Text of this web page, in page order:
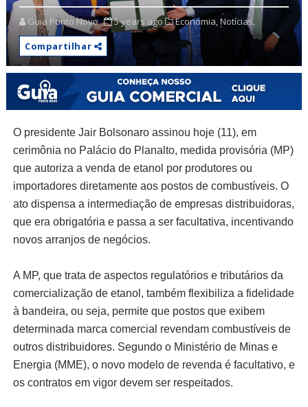
Guia Ponto Novo 5 years ago Economia,Notícias,
Compartilhar
O presidente Jair Bolsonaro assinou hoje (11), em
cerimônia no Palácio do Planalto, medida provisória (MP)
que autoriza a venda de etanol por produtores ou
importadores diretamente aos postos de combustíveis. O
ato dispensa a intermediação de empresas distribuidoras,
que era obrigatória e passa a ser facultativa, incentivando
novos arranjos de negócios.
A MP, que trata de aspectos regulatórios e tributários da
comercialização de etanol, também flexibiliza a fidelidade
à bandeira, ou seja, permite que postos que exibem
determinada marca comercial revendam combustíveis de
outros distribuidores. Segundo o Ministério de Minas e
Energia (MME), o novo modelo de revenda é facultativo, e
os contratos em vigor devem ser respeitados.